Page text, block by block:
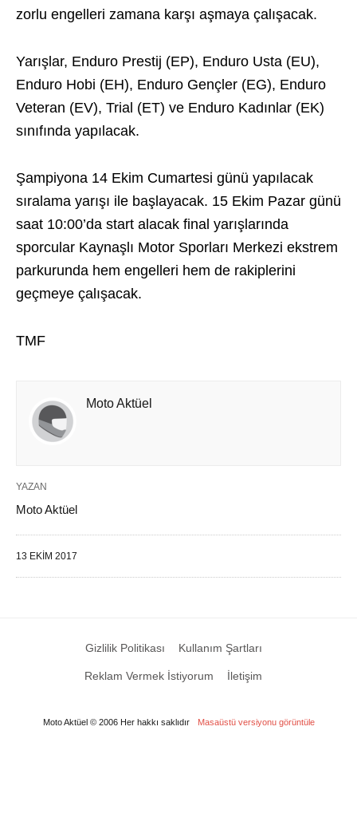
zorlu engelleri zamana karşı aşmaya çalışacak.
Yarışlar, Enduro Prestij (EP), Enduro Usta (EU),
Enduro Hobi (EH), Enduro Gençler (EG), Enduro
Veteran (EV), Trial (ET) ve Enduro Kadınlar (EK)
sınıfında yapılacak.
Şampiyona 14 Ekim Cumartesi günü yapılacak
sıralama yarışı ile başlayacak. 15 Ekim Pazar günü
saat 10:00’da start alacak final yarışlarında
sporcular Kaynaşlı Motor Sporları Merkezi ekstrem
parkurunda hem engelleri hem de rakiplerini
geçmeye çalışacak.
TMF
Moto Aktüel
YAZAN
Moto Aktüel
13 EKIM 2017
Gizlilik Politikası Kullanım Şartları
Reklam Vermek İstiyorum İletişim
Moto Aktüel © 2006 Her hakkı saklıdır Masaüstü versiyonu görüntüle